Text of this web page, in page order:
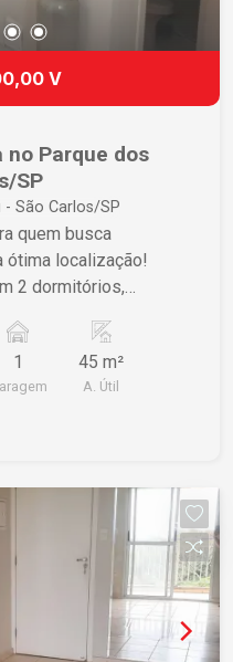
V
no Parque dos
SP
- São Carlos/SP
quem busca
ótima localização!
2 dormitórios,
Possui sala
banheiro social,
coberta,
de vida em
1 45 m²
A. Útil